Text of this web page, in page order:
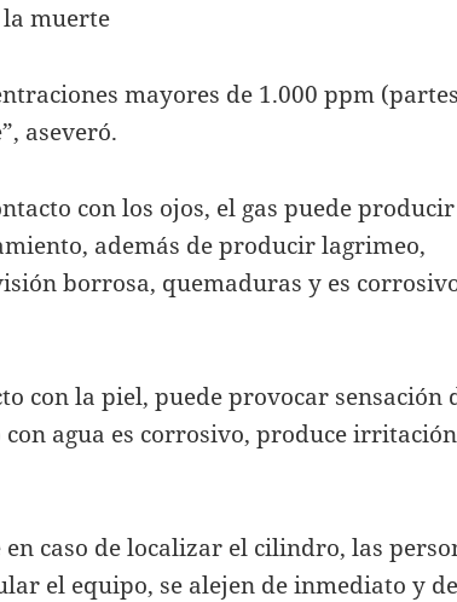
la muerte
mayores de 1.000 ppm
aseveró.
con los ojos, el gas puede producir
además de producir lagrimeo,
borrosa, quemaduras y es
con la piel, puede provocar sensación
agua es corrosivo, produce
caso de localizar el cilindro, las
el equipo, se alejen de inmediato y